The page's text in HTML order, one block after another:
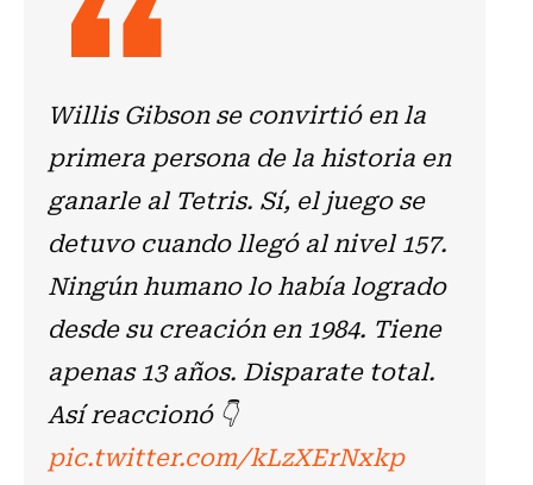
Willis Gibson se convirtió en la
primera persona de la historia en
ganarle al Tetris. Sí, el juego se
detuvo cuando llegó al nivel 157.
Ningún humano lo había logrado
desde su creación en 1984. Tiene
apenas 13 años. Disparate total.
Así reaccionó 👇
pic.twitter.com/kLzXErNxkp